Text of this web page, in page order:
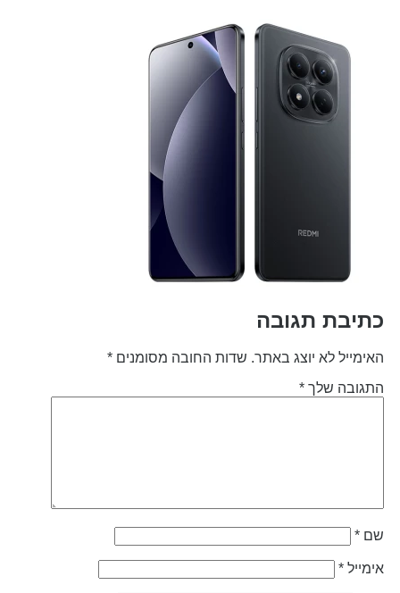
תגובה
לא יוצג באתר. שדות החובה מסומנים*
שלך*
*
*